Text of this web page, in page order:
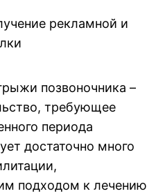
рекламной и
позвоночника –
требующее
периода
достаточно много
подходом к лечению